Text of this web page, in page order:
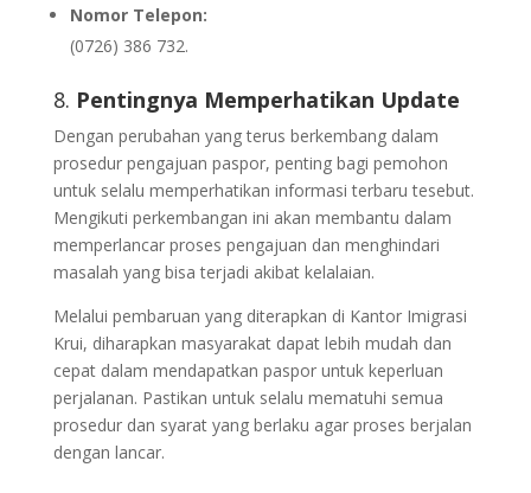
Nomor Telepon:
(0726) 386 732.
8. Pentingnya Memperhatikan Update
Dengan perubahan yang terus berkembang dalam
prosedur pengajuan paspor, penting bagi pemohon
untuk selalu memperhatikan informasi terbaru tesebut.
Mengikuti perkembangan ini akan membantu dalam
memperlancar proses pengajuan dan menghindari
masalah yang bisa terjadi akibat kelalaian.
Melalui pembaruan yang diterapkan di Kantor Imigrasi
Krui, diharapkan masyarakat dapat lebih mudah dan
cepat dalam mendapatkan paspor untuk keperluan
perjalanan. Pastikan untuk selalu mematuhi semua
prosedur dan syarat yang berlaku agar proses berjalan
dengan lancar.